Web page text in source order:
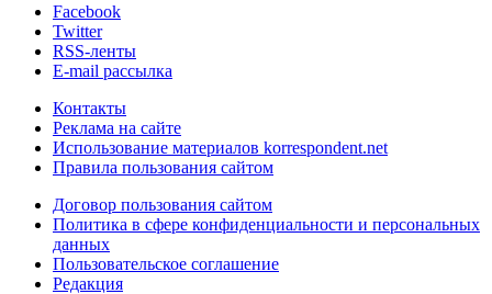
Facebook
Twitter
RSS-ленты
E-mail рассылка
Контакты
Реклама на сайте
Использование материалов korrespondent.net
Правила пользования сайтом
Договор пользования сайтом
Политика в сфере конфиденциальности и персональных
данных
Пользовательское соглашение
Редакция